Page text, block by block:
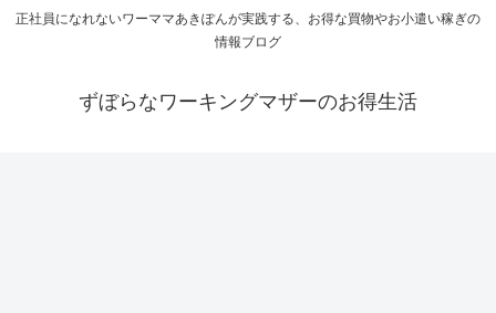
正社員になれないワーママあきぽんが実践する、お得な買物やお小遣い稼ぎの
情報ブログ
ずぼらなワーキングマザーのお得生活